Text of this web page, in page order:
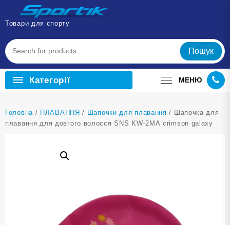
Перейти
вмісту
Товари для спорту
Пошук
Категорії МЕНЮ
Головна / ПЛАВАННЯ / Шапочки для плавання / Шапочка для
плавання для довгого волосся SNS KW-2МА crimson galaxy